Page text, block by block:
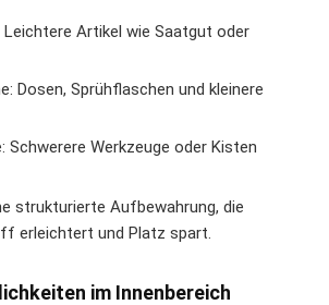
Leichtere Artikel wie Saatgut oder
Dosen, Sprühflaschen und kleinere
Schwerere Werkzeuge oder Kisten
strukturierte Aufbewahrung, die
erleichtert und Platz spart.
im Innenbereich